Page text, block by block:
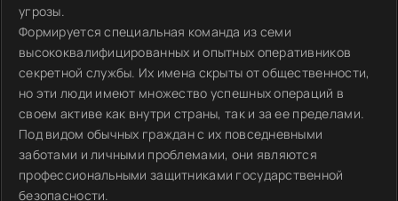
угрозы.
Формируется специальная команда из семи
высококвалифицированных и опытных оперативников
секретной службы. Их имена скрыты от общественности,
но эти люди имеют множество успешных операций в
своем активе как внутри страны, так и за ее пределами.
Под видом обычных граждан с их повседневными
заботами и личными проблемами, они являются
профессиональными защитниками государственной
безопасности.